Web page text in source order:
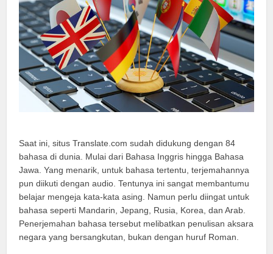
Saat ini, situs Translate.com sudah didukung dengan 84
bahasa di dunia. Mulai dari Bahasa Inggris hingga Bahasa
Jawa. Yang menarik, untuk bahasa tertentu, terjemahannya
pun diikuti dengan audio. Tentunya ini sangat membantumu
belajar mengeja kata-kata asing. Namun perlu diingat untuk
bahasa seperti Mandarin, Jepang, Rusia, Korea, dan Arab.
Penerjemahan bahasa tersebut melibatkan penulisan aksara
negara yang bersangkutan, bukan dengan huruf Roman.